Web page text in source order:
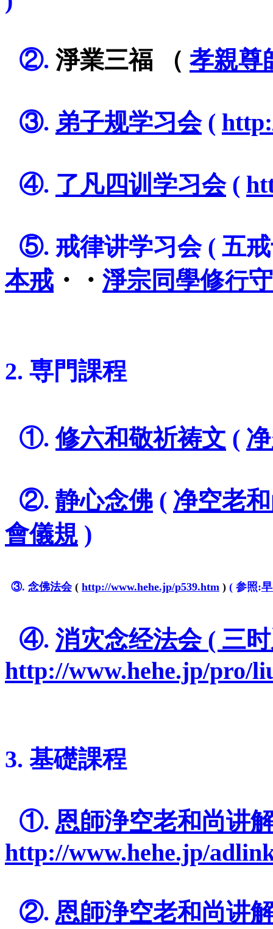
②. 淨業三福 （ 孝親尊
③. 弟子规学习会(
④. 了凡四训学习会(
⑤. 戒律讲学习会 ( 五
本戒 ・・ 淨宗同學修行
2. 専門課程
①.修六和敬祈祷文 (
②. 静心念佛 ( 净空老
會儀規 )
③. 念佛法会( http://www.hehe.jp/p539.htm ) ( 参照:
④. 消灾念经法会 ( 三
http://www.hehe.jp/pro/
3. 基礎課程
①. 恩師浄空老和尚讲
http://www.hehe.jp/
②. 恩師浄空老和尚讲